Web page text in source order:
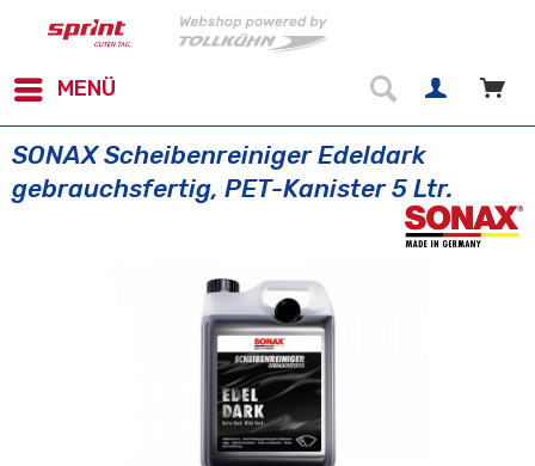
MENÜ
SONAX Scheibenreiniger Edeldark
gebrauchsfertig, PET-Kanister 5 Ltr.